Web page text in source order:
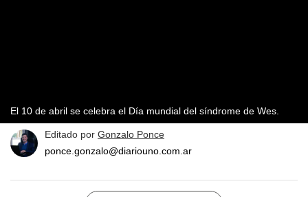
El 10 de abril se celebra el Día mundial del síndrome de Wes.
Editado por Gonzalo Ponce
ponce.gonzalo@diariouno.com.ar